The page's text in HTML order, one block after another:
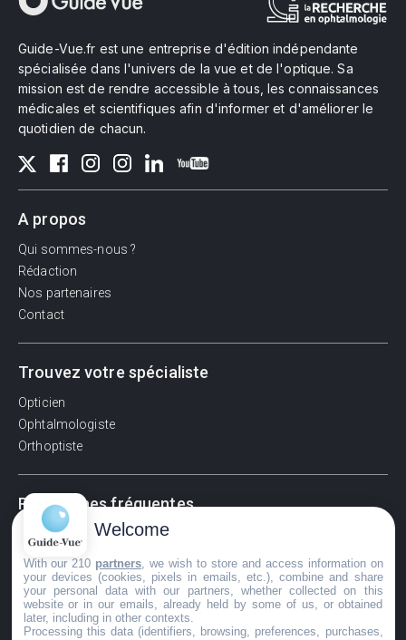
Guide-Vue.fr est une entreprise d'édition indépendante
spécialisée dans l'univers de la vue et de l'optique. Sa
mission est de rendre accessible à tous, les connaissances
médicales et scientifiques afin d'informer et d'améliorer le
quotidien de chacun.
A propos
Qui sommes-nous ?
Rédaction
Nos partenaires
Contact
Trouvez votre spécialiste
Opticien
Ophtalmologiste
Orthoptiste
Recherches fréquentes
Pathologies adultes
Signes d'une urgence ophtalmologique
La vision
Acuité visuelle
Myosis / mydriase
Welcome
With our 210 partners , we wish to store and access information on
your devices (cookies, pixels in emails, etc.), combine and share
your personal data with our partners, whether collected on this
website or in our emails, already held by some of us, or obtained
later, including in other contexts.
Processing this data (identifiers, browsing, preferences, purchases,